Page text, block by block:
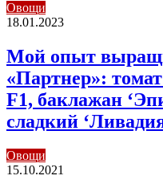
Овощи
18.01.2023
Мой опыт
«Партнер»:
F1, баклажан
сладкий
Овощи
15.10.2021